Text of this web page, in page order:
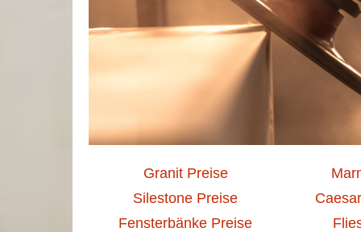
Granit Preise
Silestone Preise
Fensterbänke Preise